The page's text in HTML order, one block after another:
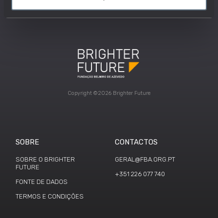
Copyright ©2026 Brighter Future
SOBRE
SOBRE O BRIGHTER
FUTURE
FONTE DE DADOS
TERMOS E CONDIÇÕES
CONTACTOS
GERAL@FBA.ORG.PT
+351 226 077 740